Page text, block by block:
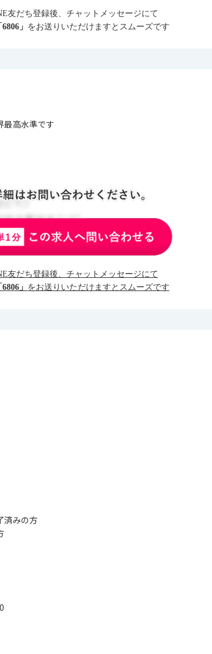
友だち登録後、チャットメッセージにて
」 をお送りいただけますとスムーズです
高水準です
友だち登録後、チャットメッセージにて
」 をお送りいただけますとスムーズです
済みの方